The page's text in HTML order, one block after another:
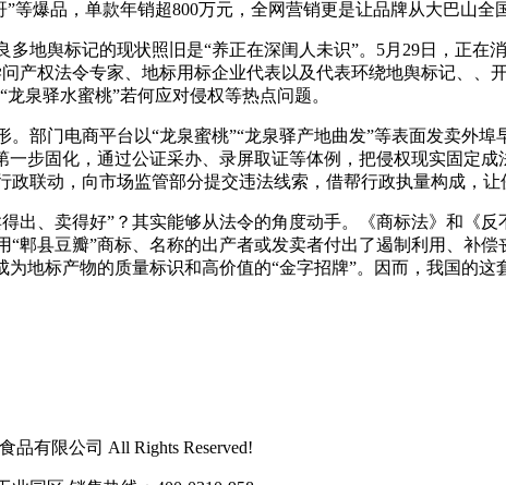
等爆品，单款年销超800万元，全网营销更是让品牌从大巴山全
舆标记的现状照旧是“养正在深闺人未识”。5月29日，正在
产权法令专家、地标用标企业代表以及代表环绕地舆标记、
泉驿水蜜桃”若何应对侵权等热点问题。
门电商平台以“龙泉蜜桃”“龙泉驿产地曲发”等表面发卖外埠
一步固化，通过公证采办、录屏取证等体例，把侵权现实固定
联动，向市场监管部分提交违法线索，借帮行政执量构成，让
、卖得好”？其实能够从法令的角度动手。《商标法》和《
郫县豆瓣”商标、名称的出产者或发卖者付出了遏制利用、补
为地标产物的质量标识和高价值的“金字招牌”。因而，我国的
品有限公司 All Rights Reserved!